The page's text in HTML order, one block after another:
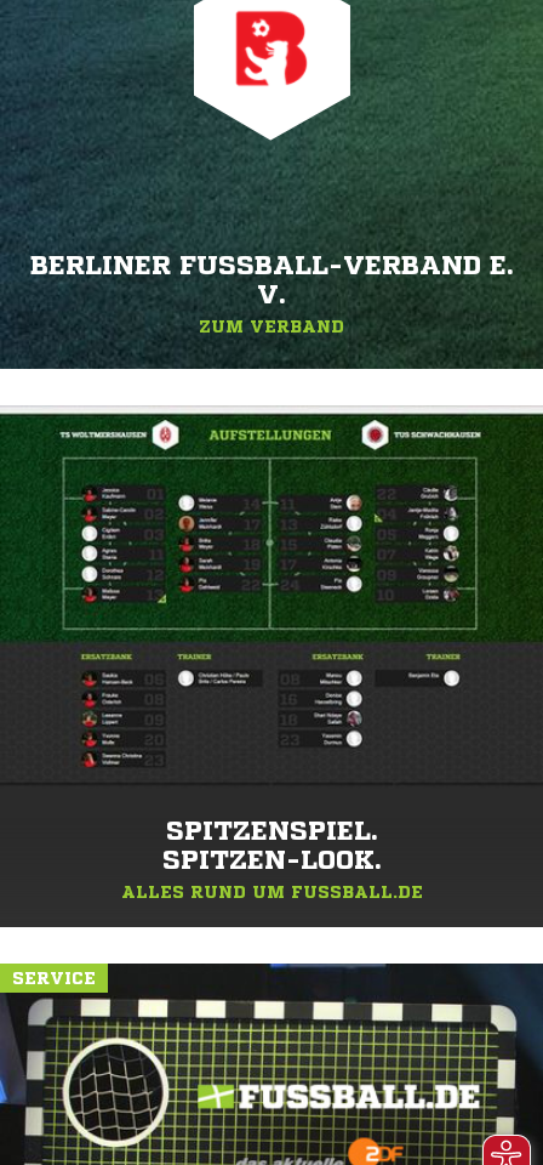
BERLINER FUSSBALL-VERBAND E. V
.
ZUM VERBAND
SPITZENSPIEL.
SPITZEN-LOOK.
ALLES RUND UM FUSSBALL.DE
SERVICE